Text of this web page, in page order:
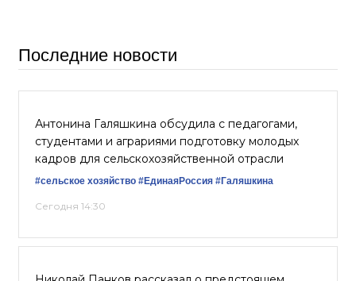
Последние новости
Антонина Галяшкина обсудила с педагогами,
студентами и аграриями подготовку молодых
кадров для сельскохозяйственной отрасли
#сельское хозяйство #ЕдинаяРоссия #Галяшкина
Сегодня 14:30